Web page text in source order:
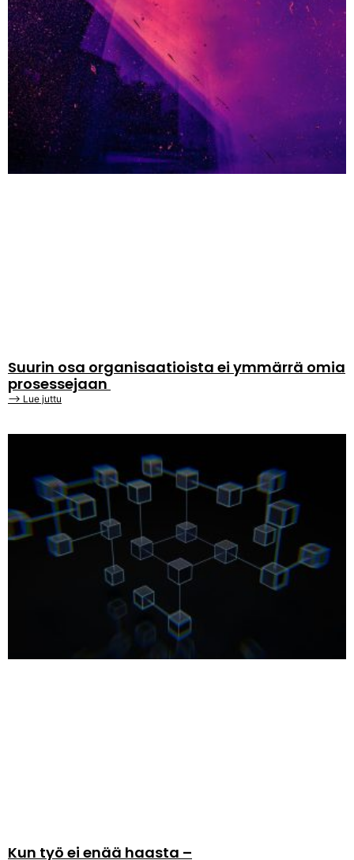
Suurin osa organisaatioista ei ymmärrä omia
prosessejaan
⟶ Lue juttu
Kun työ ei enää haasta –